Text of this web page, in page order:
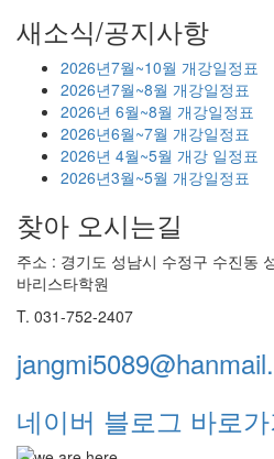
새소식/공지사항
2026년7월~10월 개강일정표
2026년7월~8월 개강일정표
2026년 6월~8월 개강일정표
2026년6월~7월 개강일정표
2026년 4월~5월 개강 일정표
2026년3월~5월 개강일정표
찾아 오시는길
주소 : 경기도 성남시 수정구 수진동
바리스타학원
T. 031-752-2407
네이버 블로그 바로가